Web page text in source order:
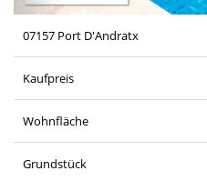
07157 Port D'Andratx
Kaufpreis
Wohnfläche
Grundstück